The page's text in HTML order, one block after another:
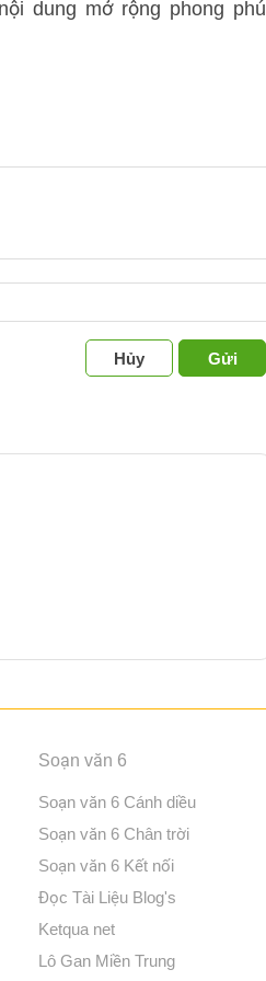
dung mở rộng phong
Hủy Gửi
Soạn văn 6
Soạn văn 6 Cánh diều
Soạn văn 6 Chân trời
Soạn văn 6 Kết nối
Đọc Tài Liệu Blog's
Ketqua net
Lô Gan Miền Trung